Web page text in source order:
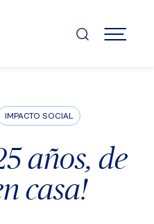
MENÚ
IMPACTO SOCIAL
años, de
casa!